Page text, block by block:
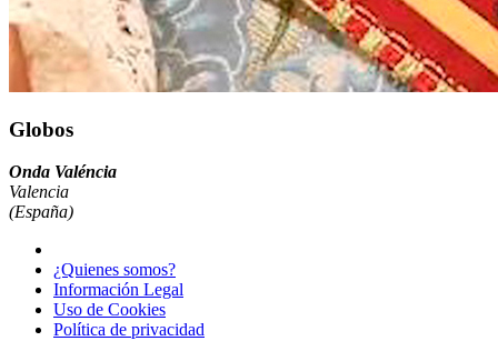
Globos
Onda Valéncia
Valencia
(España)
¿Quienes somos?
Información Legal
Uso de Cookies
Política de privacidad